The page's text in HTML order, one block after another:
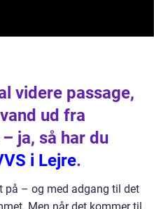
videre passage,
ud fra
ja, så har du
i Lejre.
på – og med adgang til det